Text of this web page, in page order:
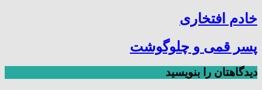
خادم افتخاری
پسر قمی و چلوگوشت
دیدگاهتان را بنویسید